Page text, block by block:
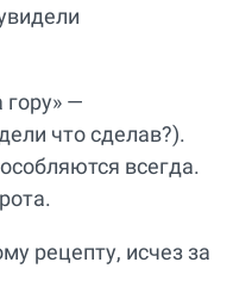
—
что сделав?).
всегда.
рецепту, исчез за